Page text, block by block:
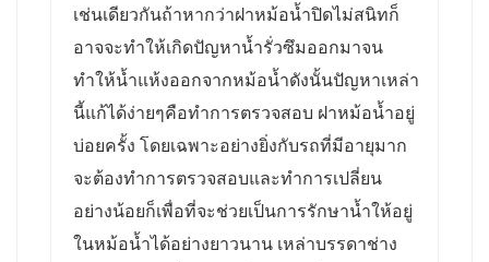
เช่นเดียวกันถ้าหากว่าฝาหม้อน้ำปิดไม่สนิทก็
อาจจะทำให้เกิดปัญหาน้ำรั่วซึมออกมาจน
ทำให้น้ำแห้งออกจากหม้อน้ำดังนั้นปัญหาเหล่า
นี้แก้ได้ง่ายๆคือทำการตรวจสอบ ฝาหม้อน้ำอยู่
บ่อยครั้ง โดยเฉพาะอย่างยิ่งกับรถที่มีอายุมาก
จะต้องทำการตรวจสอบและทำการเปลี่ยน
อย่างน้อยก็เพื่อที่จะช่วยเป็นการรักษาน้ำให้อยู่
ในหม้อน้ำได้อย่างยาวนาน เหล่าบรรดาช่าง